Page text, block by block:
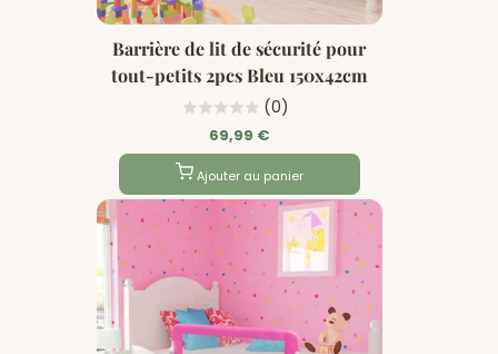
Barrière de lit de sécurité pour
tout-petits 2pcs Bleu 150x42cm
(0)
69,99 €
Ajouter au panier